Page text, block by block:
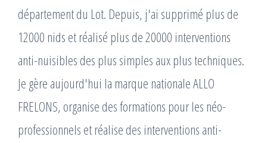
département du Lot. Depuis, j'ai supprimé plus de
12000 nids et réalisé plus de 20000 interventions
anti-nuisibles des plus simples aux plus techniques.
Je gère aujourd'hui la marque nationale ALLO
FRELONS, organise des formations pour les néo-
professionnels et réalise des interventions anti-